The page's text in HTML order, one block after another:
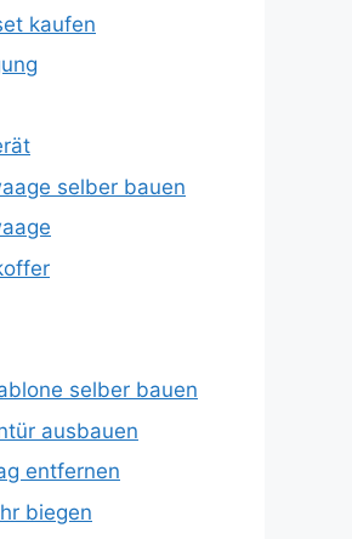
kaufen
selber bauen
selber bauen
ausbauen
entfernen
biegen